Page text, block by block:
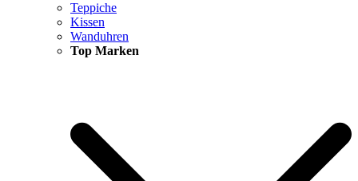
Teppiche
Kissen
Wanduhren
Top Marken